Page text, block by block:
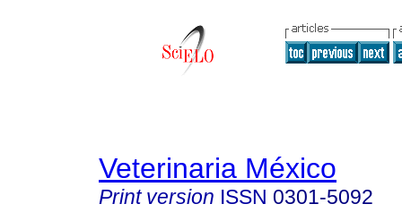
Veterinaria México
Print version ISSN 0301-5092